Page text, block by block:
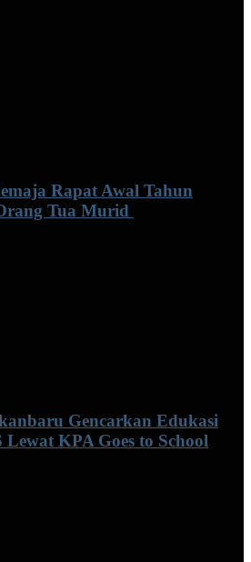
Rapat Awal Tahun
Tua Murid
Gencarkan Edukasi
KPA Goes to School